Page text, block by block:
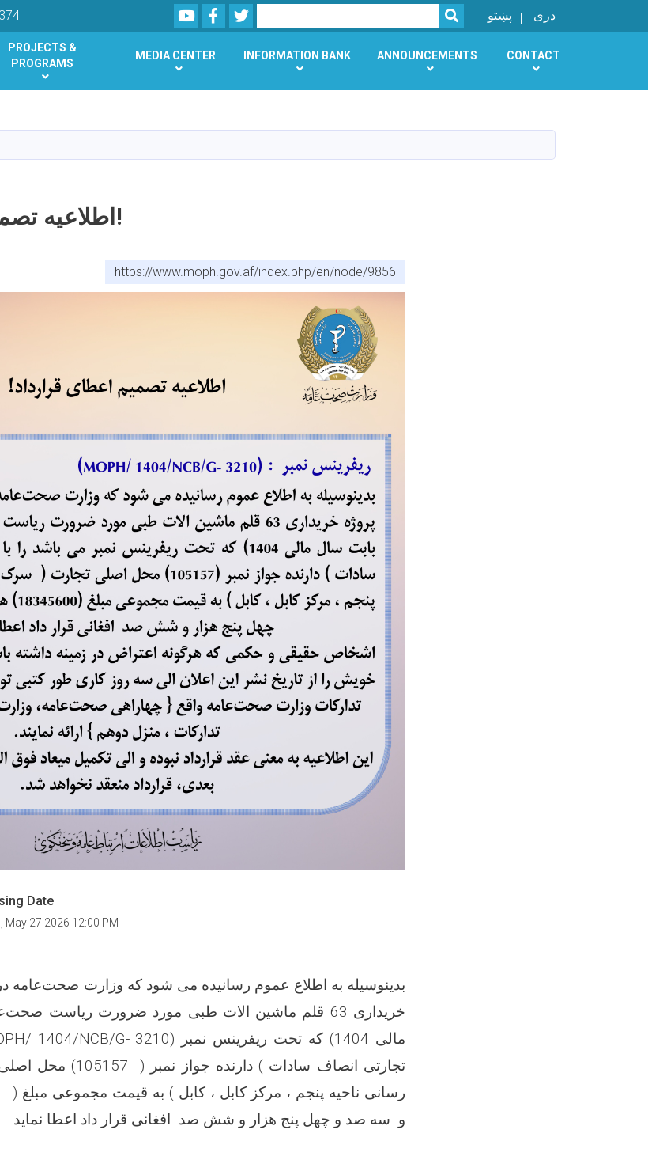
content
YoutubeFacebookTwitter
Search SEARCH
پښتو دری
PROJECTS &
PROGRAMS
MEDIA CENTER INFORMATION BANK ANNOUNCEMENTS CONTACT
اطلاعیه تصمیم اعطای قرارداد!
https://www.moph.gov.af/index.php/en/node/9856
Date
May 27 2026 12:00 PM
بدینوسیله به اطلاع عموم رسانیده می شود که وزارت صحت‌عامه در
خریداری 63 قلم ماشین الات طبی مورد ضرورت ریاست
مالی 1404) که تحت ریفرینس نمبر
1404/NCB/G- 3210)
تجارتی انصاف سادات )
و سه صد و چهل پنج هزار و شش صد افغانی قرار داد اعطا نماید.